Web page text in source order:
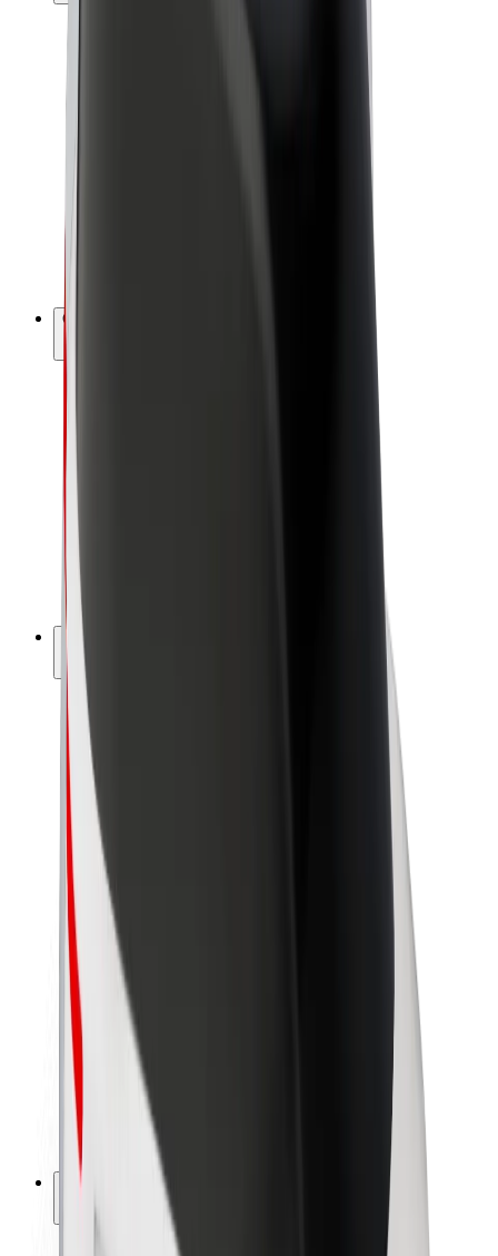
Colabora con Bolt
Empresa
Project Zero
Blog
Sala de prensa
Directrices de la marca
Misión
Relación con inversores
Liderazgo
Marca
Medios
Fondo Urbano
Seguridad
Seguridad para usuarios